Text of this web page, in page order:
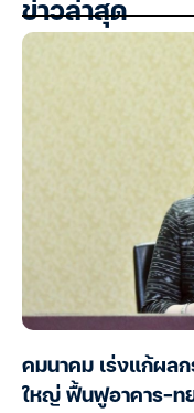
ข่าวล่าสุด
คมนาคม เร่งแก้ผล
ใหญ่ ฟื้นฟูอาคาร-ท